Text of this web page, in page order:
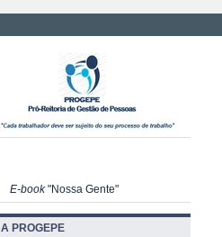
E-book"Nossa Gente"
A PROGEPE